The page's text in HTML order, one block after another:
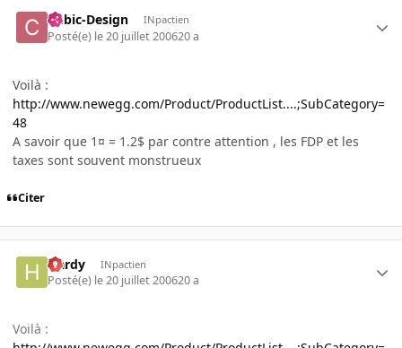
Cubic-Design INpactien
Posté(e) le 20 juillet 200620 a
Voilà :
http://www.newegg.com/Product/ProductList....;SubCategory=
48
A savoir que 1¤ = 1.2$ par contre attention , les FDP et les
taxes sont souvent monstrueux
Citer
Hardy INpactien
Posté(e) le 20 juillet 200620 a
Voilà :